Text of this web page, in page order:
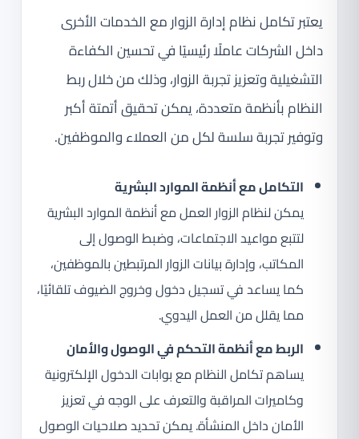
يعتبر تكامل نظام إدارة الزوار مع الخدمات الأخرى
داخل الشركات عاملًا رئيسيًا في تحسين الكفاءة
التشغيلية وتعزيز تجربة الزوار، وذلك من خلال ربط
النظام بأنظمة متعددة، يمكن تحقيق أتمتة أكبر
وتوفير تجربة سلسة لكل من العملاء والموظفين.
التكامل مع أنظمة الموارد البشرية
يمكن لنظام الزوار العمل مع أنظمة الموارد البشرية
لتتبع مواعيد الاجتماعات، وضبط الوصول إلى
المكاتب، وإدارة بيانات الزوار المرتبطين بالموظفين،
كما يساعد في تسجيل دخول وخروج الضيوف تلقائيًا،
مما يقلل من العمل اليدوي.
الربط مع أنظمة التحكم في الوصول والأمان
يساهم تكامل النظام مع بوابات الدخول الإلكترونية
وكاميرات المراقبة والتعرف على الوجه في تعزيز
الأمان داخل المنشأة. يمكن تحديد صلاحيات الوصول